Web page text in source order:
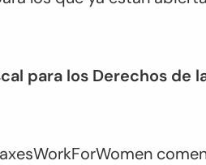
para los Derechos de